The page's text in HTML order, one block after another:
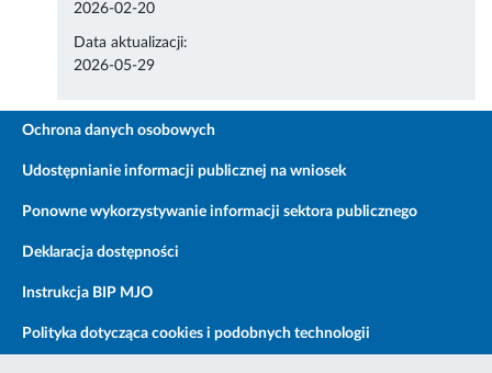
2026-02-20
Data aktualizacji:
2026-05-29
Ochrona danych osobowych
Udostępnianie informacji publicznej na wniosek
Ponowne wykorzystywanie informacji sektora publicznego
Deklaracja dostępności
Instrukcja BIP MJO
Polityka dotycząca cookies i podobnych technologii